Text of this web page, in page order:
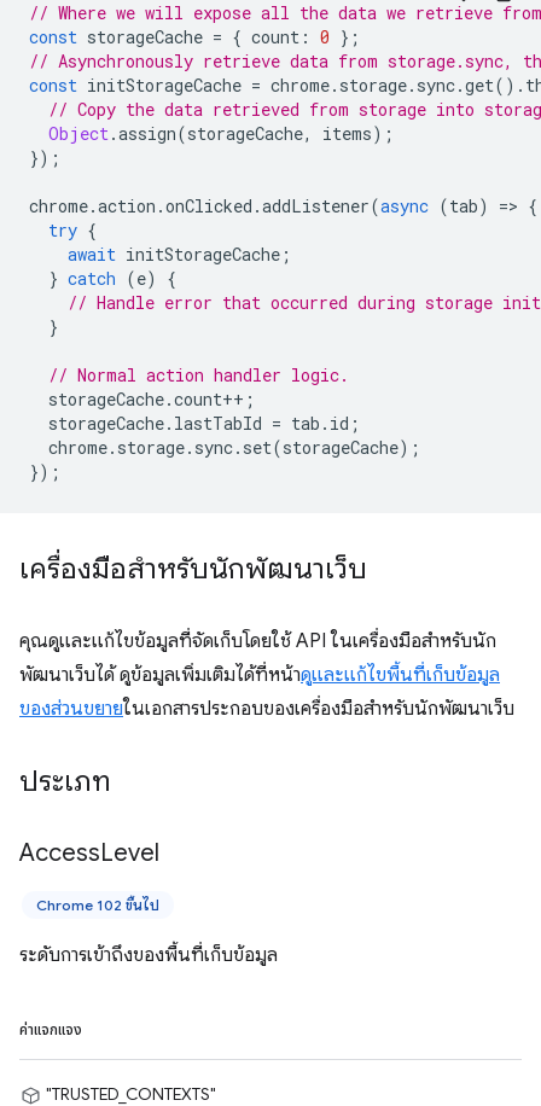
// Where we will expose all the data we retrieve
const storageCache = { count : 0 };
// Asynchronously retrieve data from storage.sync,
const initStorageCache = chrome. storage. sync.get().
// Copy the data retrieved from storage into
Object.assign(storageCache, items);
});
chrome.action .onClicked .addListener(async (tab) => {
try {
await initStorageCache ;
} catch (e)
{
// Handle error that occurred during storage
}
// Normal action handler logic.
storageCache.count++ ;
storageCache. lastTabId = tab . id ;
chrome. storage. sync. set(storageCache);
});
เครื่องมือสำหรับนักพัฒนาเว็บ
คุณดูและแก้ไขข้อมูลที่จัดเก็บโดยใช้ API ในเครื่องมือสำหรับนัก
พัฒนาเว็บได้ ดูข้อมูลเพิ่มเติมได้ที่หน้าดูและแก้ไขพื้นที่เก็บข้อมูล
ของส่วนขยายในเอกสารประกอบของเครื่องมือสำหรับนักพัฒนาเว็บ
ประเภท
AccessLevel
Chrome 102 ขึ้นไป
ระดับการเข้าถึงของพื้นที่เก็บข้อมูล
ค่าแจกแจง
"TRUSTED_CONTEXTS"